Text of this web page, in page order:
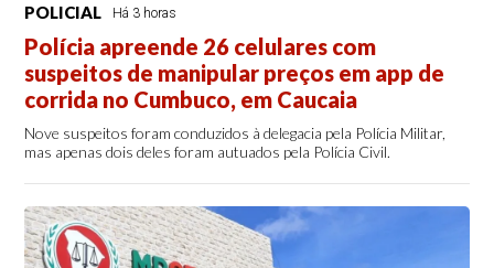
POLICIAL Há 3 horas
Polícia apreende 26 celulares com
suspeitos de manipular preços em app de
corrida no Cumbuco, em Caucaia
Nove suspeitos foram conduzidos à delegacia pela Polícia Militar,
mas apenas dois deles foram autuados pela Polícia Civil.